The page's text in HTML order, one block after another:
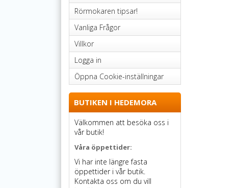
Rörmokaren tipsar!
Vanliga Frågor
Villkor
Logga in
Öppna Cookie-inställningar
BUTIKEN I HEDEMORA
Välkommen att besöka oss i
vår butik!
Våra öppettider:
Vi har inte längre fasta
öppettider i vår butik.
Kontakta oss om du vill